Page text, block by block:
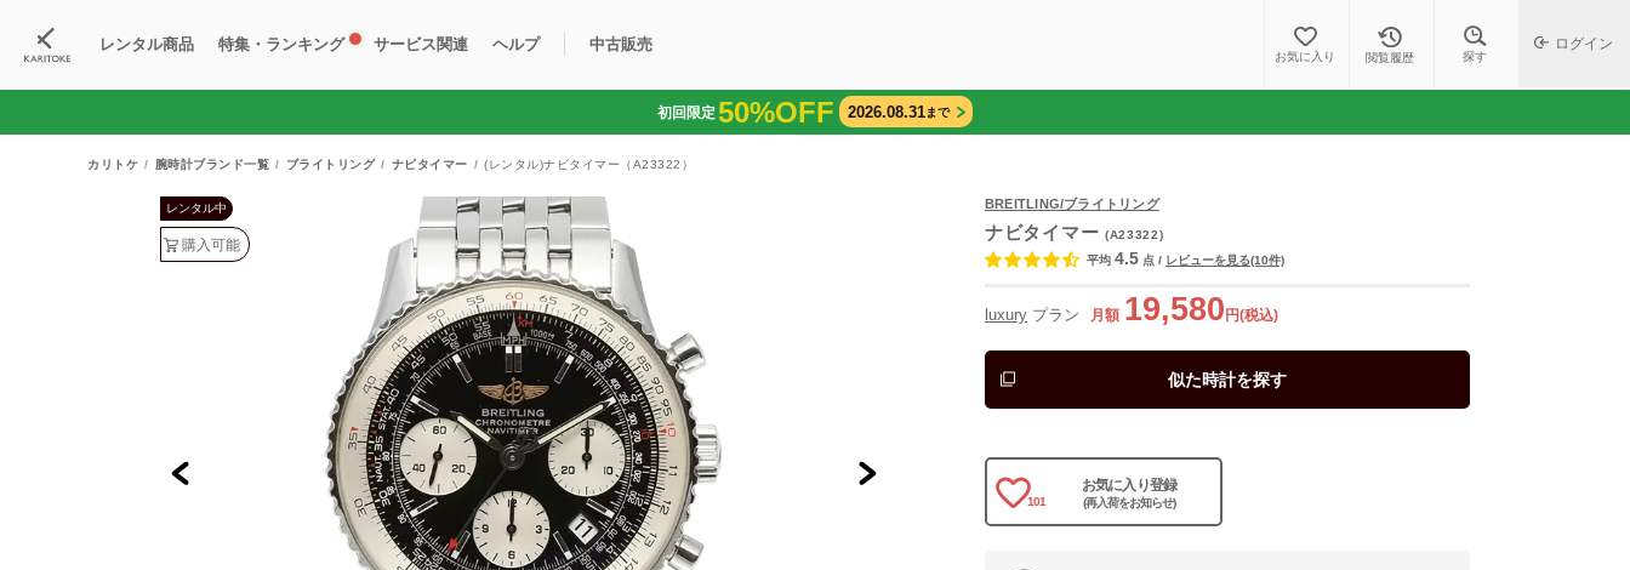
レンタル商品
購入可能商品
特集・ランキング サービス関連
カリトケとは？
ヘルプ
Q&A
中古販売
中古販売商品 ブランド一覧 中古販売について
お気に入り 閲覧履歴 探す
ログイン
初回限定50%OFF 2026.08.31まで
カリトケ 腕時計ブランド一覧 ブライトリング ナビタイマー (レンタル)ナビタイマー（A23322）
レンタル中
購入可能
BREITLING/ブライトリング
ナビタイマー (A23322)
平均 4.5 点 / レビューを見る(10件)
luxury プラン 月額 19,580 円(税込)
似た時計を探す
101
お気に入り登録
(再入荷をお知らせ)